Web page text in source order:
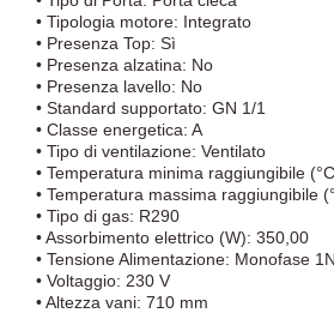
• Tipologia motore: Integrato
• Presenza Top: Sì
• Presenza alzatina: No
• Presenza lavello: No
• Standard supportato: GN 1/1
• Classe energetica: A
• Tipo di ventilazione: Ventilato
• Temperatura minima raggiungibile
• Temperatura massima raggiungibile
• Tipo di gas: R290
• Assorbimento elettrico (W): 350,00
• Tensione Alimentazione: Monofase 1N
• Voltaggio: 230 V
• Altezza vani: 710 mm